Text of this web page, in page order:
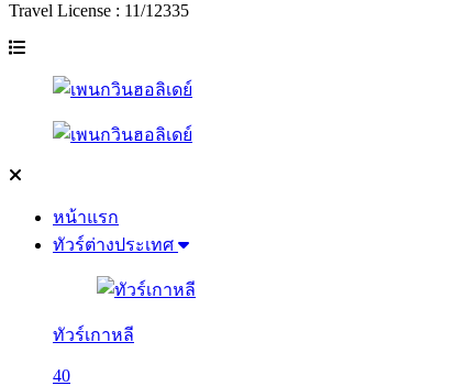
Travel License : 11/12335
หน้าแรก
ทัวร์ต่างประเทศ
ทัวร์เกาหลี
40